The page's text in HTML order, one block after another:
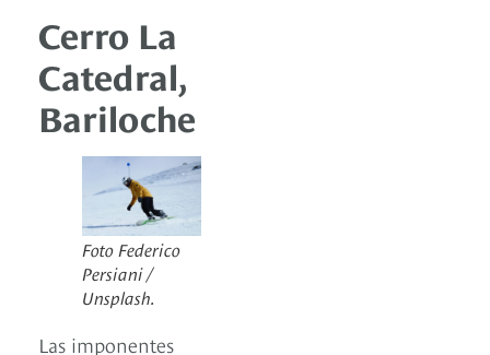
Cerro La
Catedral,
Bariloche
Foto Federico
Persiani /
Unsplash.
Las imponentes